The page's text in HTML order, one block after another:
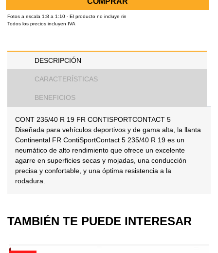
Fotos a escala 1:8 a 1:10 - El producto no incluye rin
Todos los precios incluyen IVA
DESCRIPCIÓN
CARACTERÍSTICAS
BENEFICIOS
CONT 235/40 R 19 FR CONTISPORTCONTACT 5
Diseñada para vehículos deportivos y de gama alta, la llanta
Continental FR ContiSportContact 5 235/40 R 19 es un
neumático de alto rendimiento que ofrece un excelente
agarre en superficies secas y mojadas, una conducción
precisa y confortable, y una óptima resistencia a la
rodadura.
TAMBIÉN TE PUEDE INTERESAR